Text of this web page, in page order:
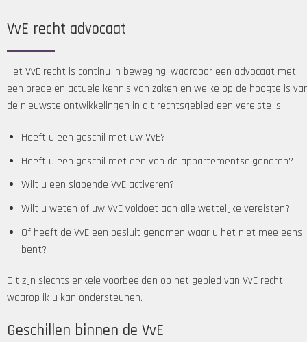
VvE recht advocaat
Het VvE recht is continu in beweging, waardoor een advocaat met
een brede en actuele kennis van zaken en welke op de hoogte is
de nieuwste ontwikkelingen in dit rechtsgebied een vereiste is.
Heeft u een geschil met uw VvE?
Heeft u een geschil met een van de appartementseigenaren?
Wilt u een slapende VvE activeren?
Wilt u weten of uw VvE voldoet aan alle wettelijke vereisten?
Of heeft de VvE een besluit genomen waar u het niet mee eens
bent?
Dit zijn slechts enkele voorbeelden op het gebied van VvE recht
waarop ik u kan ondersteunen.
Geschillen binnen de VvE